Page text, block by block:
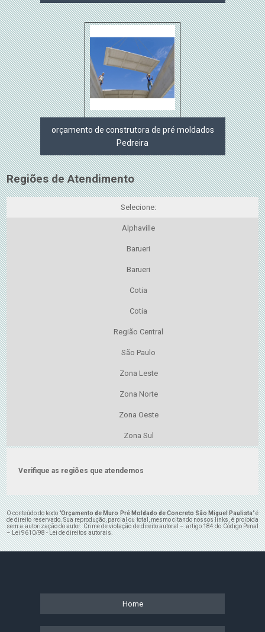
orçamento de construtora de pré moldados
Pedreira
Regiões de Atendimento
Selecione:
Alphaville
Barueri
Barueri
Cotia
Cotia
Região Central
São Paulo
Zona Leste
Zona Norte
Zona Oeste
Zona Sul
Verifique as regiões que atendemos
O conteúdo do texto "Orçamento de Muro Pré Moldado de Concreto São Miguel Paulista" é
de direito reservado. Sua reprodução, parcial ou total, mesmo citando nossos links, é proibida
sem a autorização do autor. Crime de violação de direito autoral – artigo 184 do Código Penal
–Lei 9610/98 - Lei de direitos autorais.
Home